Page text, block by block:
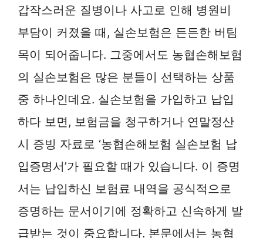
갑작스러운 질병이나 사고로 인해 병원비
부담이 커졌을 때, 실손보험은 든든한 버팀
목이 되어줍니다. 그중에서도 농협손해보험
의 실손보험은 많은 분들이 선택하는 상품
중 하나인데요. 실손보험을 가입하고 납입
하다 보면, 보험금을 청구하거나 연말정산
시 증빙 자료로 ‘농협손해보험 실손보험 납
입증명서’가 필요할 때가 있습니다. 이 증명
서는 납입하신 보험료 내역을 공식적으로
증명하는 문서이기에 정확하고 신속하게 발
급받는 것이 중요합니다. 본문에서는 농협